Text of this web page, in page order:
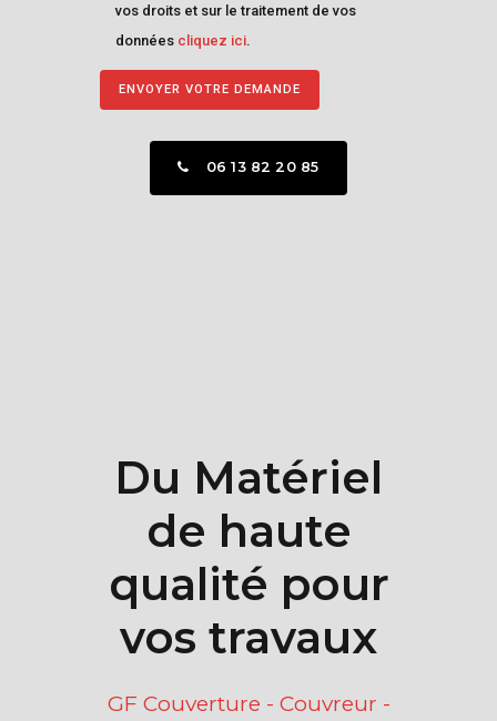
vos droits et sur le traitement de vos
données cliquez ici.
06 13 82 20 85
Du Matériel
de haute
qualité pour
vos travaux
GF Couverture - Couvreur -